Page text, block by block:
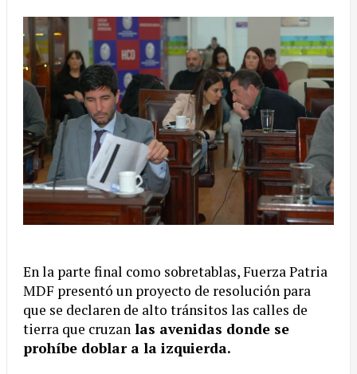
En la parte final como sobretablas, Fuerza Patria
MDF presentó un proyecto de resolución para
que se declaren de alto tránsitos las calles de
tierra que cruzan las avenidas donde se
prohíbe doblar a la izquierda.